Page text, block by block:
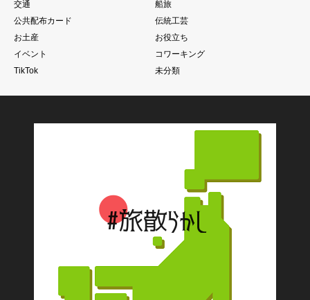
交通
船旅
公共配布カード
伝統工芸
お土産
お役立ち
イベント
コワーキング
TikTok
未分類